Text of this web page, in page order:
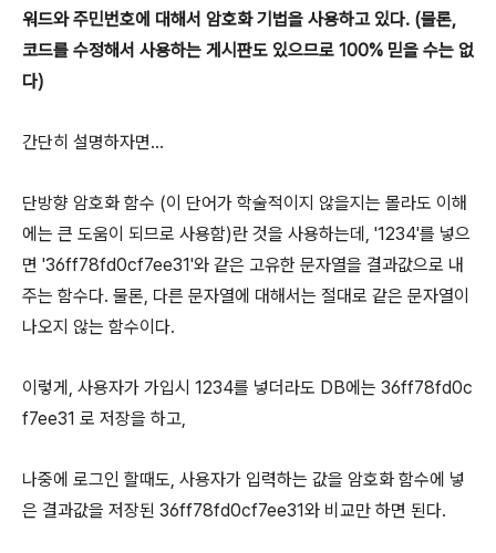
워드와 주민번호에 대해서 암호화 기법을 사용하고 있다. (물론,
코드를 수정해서 사용하는 게시판도 있으므로 100% 믿을 수는 없
다)
간단히 설명하자면...
단방향 암호화 함수 (이 단어가 학술적이지 않을지는 몰라도 이해
에는 큰 도움이 되므로 사용함)란 것을 사용하는데, '1234'를 넣으
면 '36ff78fd0cf7ee31'와 같은 고유한 문자열을 결과값으로 내
주는 함수다. 물론, 다른 문자열에 대해서는 절대로 같은 문자열이
나오지 않는 함수이다.
이렇게, 사용자가 가입시 1234를 넣더라도 DB에는 36ff78fd0c
f7ee31 로 저장을 하고,
나중에 로그인 할때도, 사용자가 입력하는 값을 암호화 함수에 넣
은 결과값을 저장된 36ff78fd0cf7ee31와 비교만 하면 된다.